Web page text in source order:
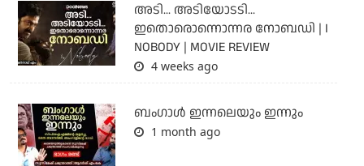
അടി... അടിയോടടി...
ഇതൊരൊന്നൊന്നര നോബഡി | I
NOBODY | MOVIE REVIEW
4 weeks ago
ബംഗാള്‍ ഇന്നലെയും ഇന്നും
1 month ago